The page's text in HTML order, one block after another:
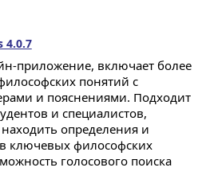
4.0.7
приложение, включает более
понятий с
и пояснениями. Подходит
и специалистов,
определения и
ключевых философских
голосового поиска